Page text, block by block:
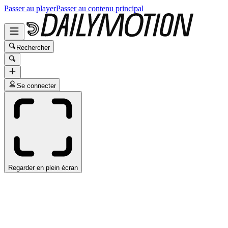
Passer au playerPasser au contenu principal
Rechercher
Se connecter
Regarder en plein écran